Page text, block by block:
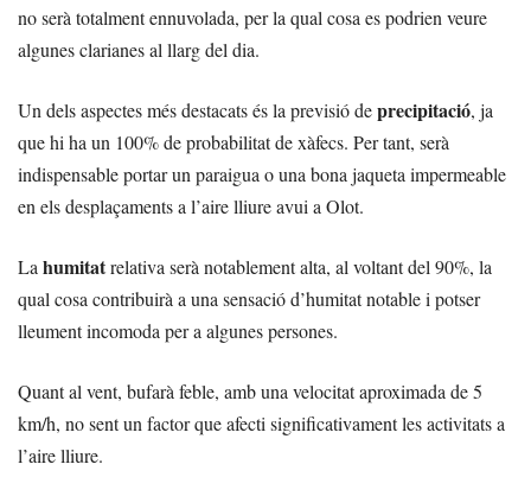
no serà totalment ennuvolada, per la qual cosa es podrien veure
algunes clarianes al llarg del dia.
Un dels aspectes més destacats és la previsió deprecipitació, ja
que hi ha un 100% de probabilitat de xàfecs. Per tant, serà
indispensable portar un paraigua o una bona jaqueta impermeable
en els desplaçaments a l’aire lliure avui a Olot.
Lahumitatrelativa serà notablement alta, al voltant del 90%, la
qual cosa contribuirà a una sensació d’humitat notable i potser
lleument incomoda per a algunes persones.
Quant al vent, bufarà feble, amb una velocitat aproximada de 5
km/h, no sent un factor que afecti significativament les activitats a
l’aire lliure.